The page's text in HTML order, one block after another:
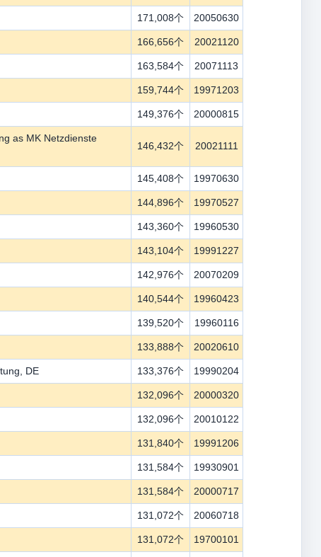
171,008个 20050630
166,656个 20021120
163,584个 20071113
159,744个 19971203
149,376个 20000815
as MK Netzdienste
146,432个 20021111
145,408个 19970630
144,896个 19970527
143,360个 19960530
143,104个 19991227
142,976个 20070209
140,544个 19960423
139,520个 19960116
133,888个 20020610
DE 133,376个 19990204
132,096个 20000320
132,096个 20010122
131,840个 19991206
131,584个 19930901
131,584个 20000717
131,072个 20060718
131,072个 19700101